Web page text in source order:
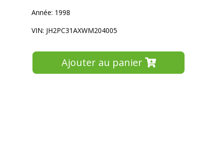
Année: 1998
VIN: JH2PC31AXWM204005
Ajouter au panier